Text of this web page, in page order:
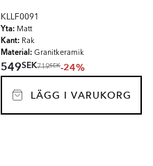
KLLF0091
Yta: Matt
Kant: Rak
Material: Granitkeramik
549SEK719SEK-24%
LÄGG I VARUKORG